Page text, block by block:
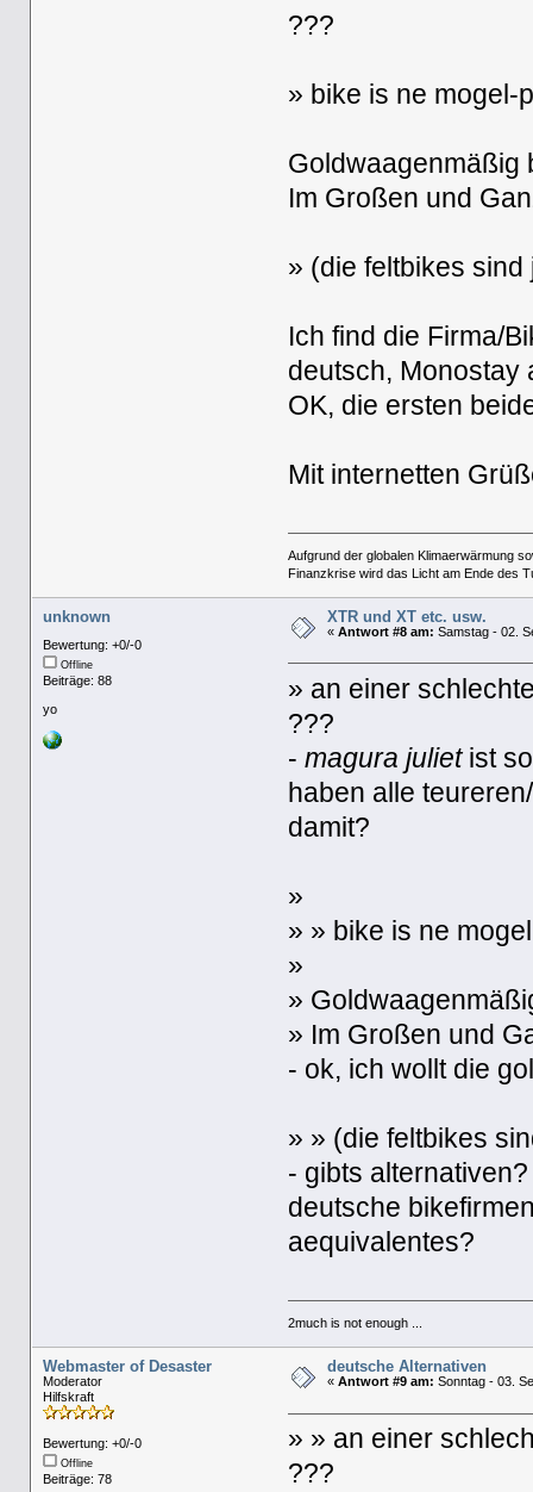
???
» bike is ne mogel-
Goldwaagenmäßig
Im Großen und
» (die feltbikes sind
Ich find die Firma/
deutsch, Monostay
OK, die ersten
Mit internetten
Aufgrund der globalen Klimaerwärmung
Finanzkrise wird das Licht am Ende des
unknown
Bewertung: +0/-0
Offline
Beiträge: 88
yo
XTR und XT etc. usw.
« Antwort #8 am: Samstag - 02.
» an einer
???
-magura julietist
haben alle
damit?
»
» » bike is ne
»
»
» Im Großen und
- ok, ich wollt die
» » (die feltbikes
- gibts
deutsche
aequivalentes?
2much is not enough ...
Webmaster of Desaster
Moderator
Hilfskraft
Bewertung: +0/-0
Offline
Beiträge: 78
deutsche Alternativen
« Antwort #9 am: Sonntag - 03.
» » an einer
???